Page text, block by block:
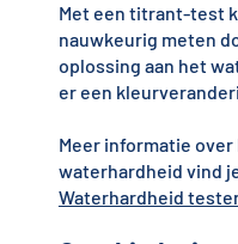
Met een titrant-test
nauwkeurig meten
oplossing aan het
er een
Meer informatie
waterhardheid vind
Waterhardheid